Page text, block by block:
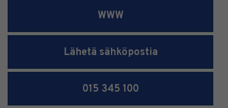
WWW
Lähetä sähköpostia
015 345 100